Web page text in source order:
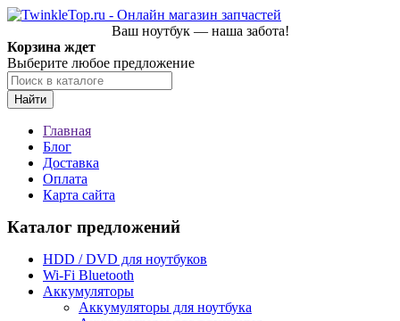
Ваш ноутбук — наша забота!
Корзина ждет
Выберите любое предложение
Найти
Главная
Блог
Доставка
Оплата
Карта сайта
Каталог предложений
HDD / DVD для ноутбуков
Wi-Fi Bluetooth
Аккумуляторы
Аккумуляторы для ноутбука